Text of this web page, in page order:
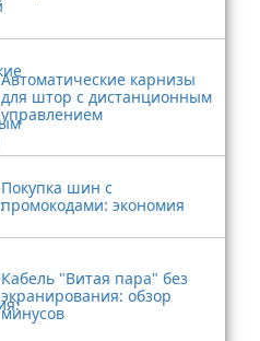
Автоматические карнизы
для штор с дистанционным
управлением
Покупка шин с
промокодами: экономия
Кабель "Витая пара" без
экранирования: обзор
минусов